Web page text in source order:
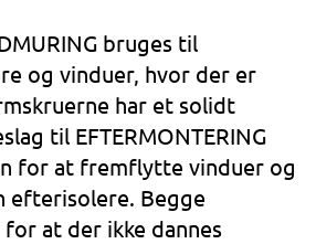
bruges til
og vinduer, hvor der er
har et solidt
til EFTERMONTERING
for at fremflytte vinduer og
efterisolere. Begge
at der ikke dannes